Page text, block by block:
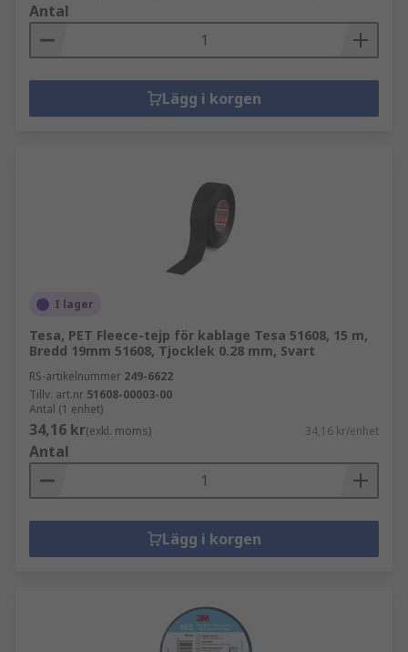
Antal
Lägg i korgen
I lager
Tesa, PET Fleece-tejp för kablage Tesa 51608, 15 m,
Bredd 19mm 51608, Tjocklek 0.28 mm, Svart
RS-artikelnummer 249-6622
Tillv. art.nr 51608-00003-00
Antal (1 enhet)
34,16 kr(exkl. moms) 34,16 kr/enhet
Antal
Lägg i korgen